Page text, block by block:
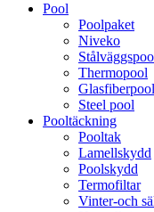
Pool
Poolpaket
Niveko
Thermopool
Glasfiberpool
Steel pool
Pooltäckning
Pooltak
Lamellskydd
Poolskydd
Termofiltar
Vinter-och